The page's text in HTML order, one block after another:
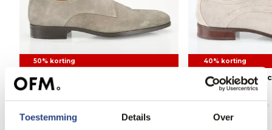
Toestemming Details Over
50% korting
Giorgio Geklede schoenen
189,95
94,95
40% korting
Giorgio Geklede
199,95